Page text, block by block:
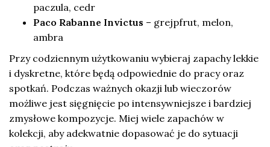
paczula, cedr
Paco Rabanne Invictus – grejpfrut, melon,
ambra
Przy codziennym użytkowaniu wybieraj zapachy lekkie
i dyskretne, które będą odpowiednie do pracy oraz
spotkań. Podczas ważnych okazji lub wieczorów
możliwe jest sięgnięcie po intensywniejsze i bardziej
zmysłowe kompozycje. Miej wiele zapachów w
kolekcji, aby adekwatnie dopasować je do sytuacji